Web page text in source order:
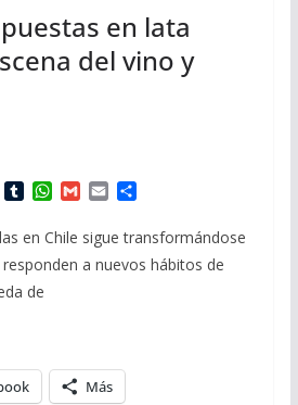
en lata
del vino y
T
m
b
l
r
W
a
t
s
G
a
i
l
E
a
i
l
C
m
p
a
en Chile sigue transformándose
a nuevos hábitos de
de
Más